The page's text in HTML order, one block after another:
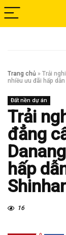
Trang chủ » Trải
nhiều ưu đãi hấp
Đất nền dự án
Trải
đẳng
hấp
16